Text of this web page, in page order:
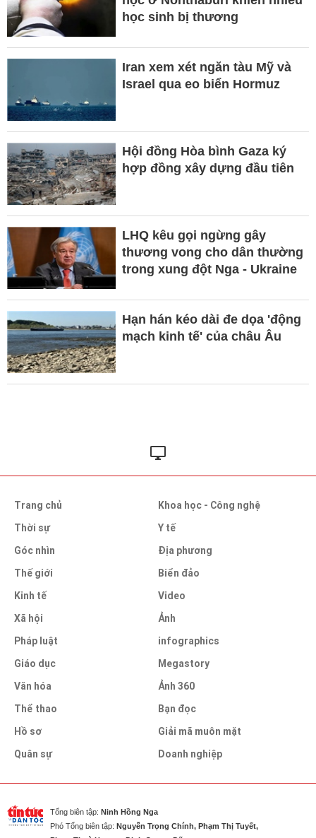
học sinh bị thương
Iran xem xét ngăn tàu Mỹ và
Israel qua eo biển Hormuz
Hội đồng Hòa bình Gaza ký
hợp đồng xây dựng đầu tiên
LHQ kêu gọi ngừng gây
thương vong cho dân thường
trong xung đột Nga - Ukraine
Hạn hán kéo dài đe dọa 'động
mạch kinh tế' của châu Âu
Trang chủ
Thời sự
Góc nhìn
Thế giới
Kinh tế
Xã hội
Pháp luật
Giáo dục
Văn hóa
Thể thao
Hồ sơ
Quân sự
Khoa học - Công nghệ
Y tế
Địa phương
Biển đảo
Video
Ảnh
infographics
Megastory
Ảnh 360
Bạn đọc
Giải mã muôn mặt
Doanh nghiệp
Tổng biên tập: Ninh Hồng Nga
Phó Tổng biên tập: Nguyễn Trọng Chính, Phạm Thị Tuyết,